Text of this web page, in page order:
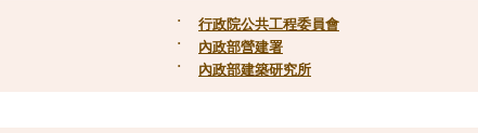
˙
行政院公共工程委員會
˙
內政部營建署
˙ 內政部建築研究所